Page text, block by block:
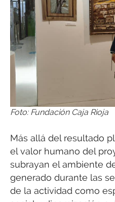
Foto: Fundación Caja Rioja
Más allá del resultado
el valor humano del
subrayan el ambiente
generado durante las
de la actividad como